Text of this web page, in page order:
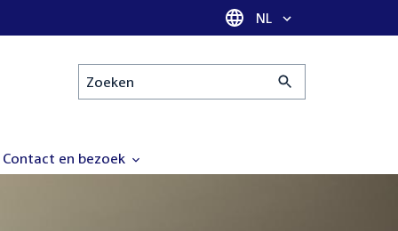
Taal selectie
NL
Zoeken
Contact en bezoek